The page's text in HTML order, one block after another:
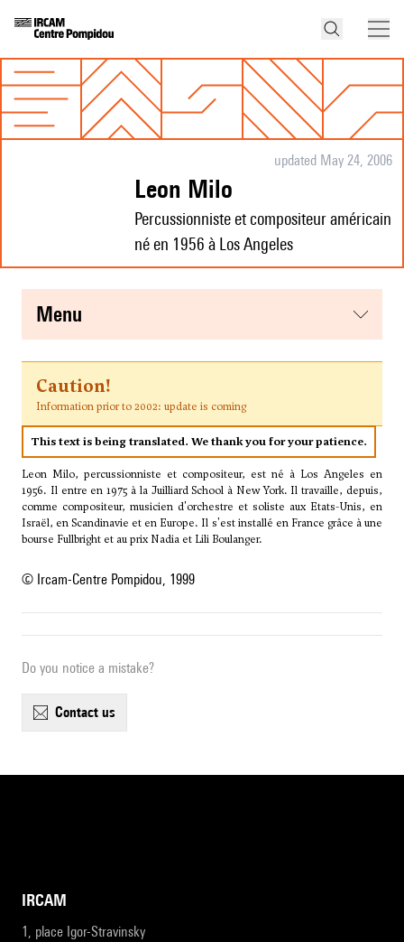
updated May 24, 2006
Leon Milo
Percussionniste et compositeur américain
né en 1956 à Los Angeles
menu
Caution!
Information prior to 2002: update is coming
This text is being translated. We thank you for your patience.
Leon Milo, percussionniste et compositeur, est né à Los Angeles en
1956. Il entre en 1975 à la Juilliard School à New York. Il travaille, depuis,
comme compositeur, musicien d'orchestre et soliste aux Etats-Unis, en
Israël, en Scandinavie et en Europe. Il s'est installé en France grâce à une
bourse Fullbright et au prix Nadia et Lili Boulanger.
© Ircam-Centre Pompidou, 1999
Do you notice a mistake?
contact us
IRCAM
1, place Igor-Stravinsky